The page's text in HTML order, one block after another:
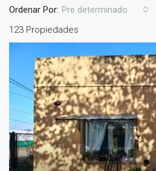
123 Propiedades
Ordenar Por: Pre determinado